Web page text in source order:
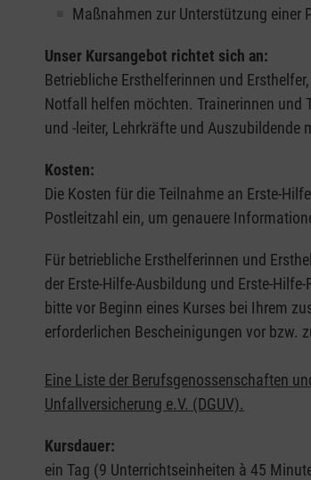
Maßnahmen zur Unterstützung einer
Unser Kursangebot richtet sich an:
Betriebliche Ersthelferinnen und
Notfall helfen möchten. Trainerinnen und
und -leiter, Lehrkräfte und Auszubildende
Kosten:
Die Kosten für die Teilnahme an Erste-
Postleitzahl ein, um genauere
Für betriebliche Ersthelferinnen und
der Erste-Hilfe-Ausbildung und Erste-
bitte vor Beginn eines Kurses bei Ihrem
erforderlichen Bescheinigungen vor bzw.
Eine Liste der Berufsgenossenschaften
Unfallversicherung e.V. (DGUV).
Kursdauer:
ein Tag (9 Unterrichtseinheiten à 45